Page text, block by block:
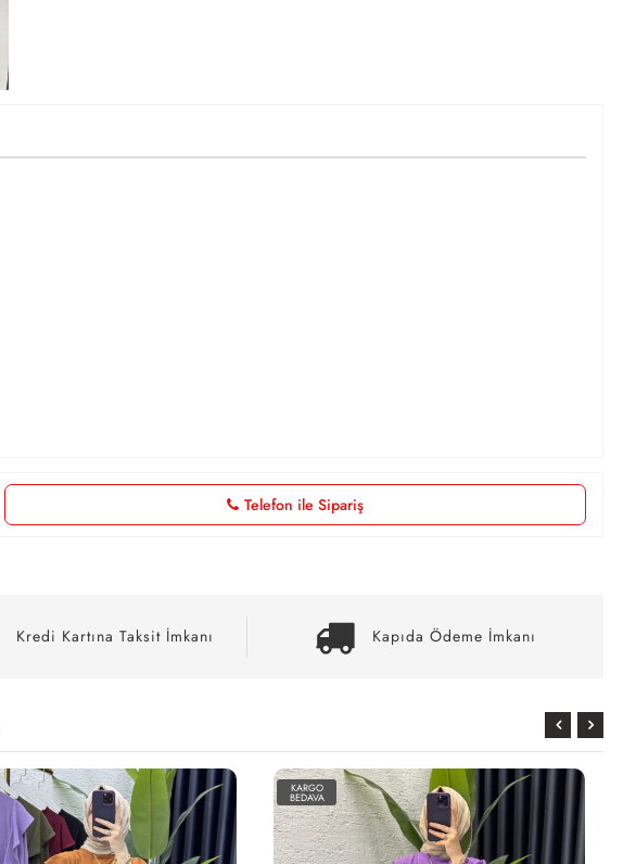
Telefon ile Sipariş
Kredi Kartına Taksit İmkanı Kapıda Ödeme İmkanı
KARGO KARGO
BEDAVA